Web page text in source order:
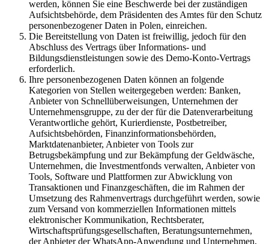
werden, können Sie eine Beschwerde bei der zuständigen
Aufsichtsbehörde, dem Präsidenten des Amtes für den Schutz
personenbezogener Daten in Polen, einreichen.
Die Bereitstellung von Daten ist freiwillig, jedoch für den
Abschluss des Vertrags über Informations- und
Bildungsdienstleistungen sowie des Demo-Konto-Vertrags
erforderlich.
Ihre personenbezogenen Daten können an folgende
Kategorien von Stellen weitergegeben werden: Banken,
Anbieter von Schnellüberweisungen, Unternehmen der
Unternehmensgruppe, zu der der für die Datenverarbeitung
Verantwortliche gehört, Kurierdienste, Postbetreiber,
Aufsichtsbehörden, Finanzinformationsbehörden,
Marktdatenanbieter, Anbieter von Tools zur
Betrugsbekämpfung und zur Bekämpfung der Geldwäsche,
Unternehmen, die Investmentfonds verwalten, Anbieter von
Tools, Software und Plattformen zur Abwicklung von
Transaktionen und Finanzgeschäften, die im Rahmen der
Umsetzung des Rahmenvertrags durchgeführt werden, sowie
zum Versand von kommerziellen Informationen mittels
elektronischer Kommunikation, Rechtsberater,
Wirtschaftsprüfungsgesellschaften, Beratungsunternehmen,
der Anbieter der WhatsApp-Anwendung und Unternehmen,